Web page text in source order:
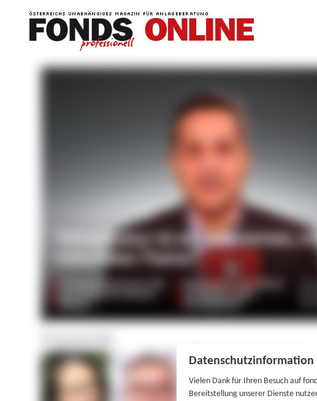
Datenschutzinformation
Vielen Dank für Ihren Besuch auf
Bereitstellung unserer Dienste